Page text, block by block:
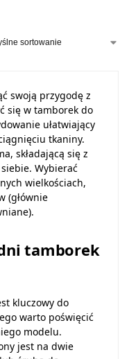
swoją przygodę z
się w tamborek do
ułatwiający
tkaniny.
składającą się z
Wybierać
wielkościach,
(głównie
tamborek
kluczowy do
warto poświęcić
modelu.
jest na dwie